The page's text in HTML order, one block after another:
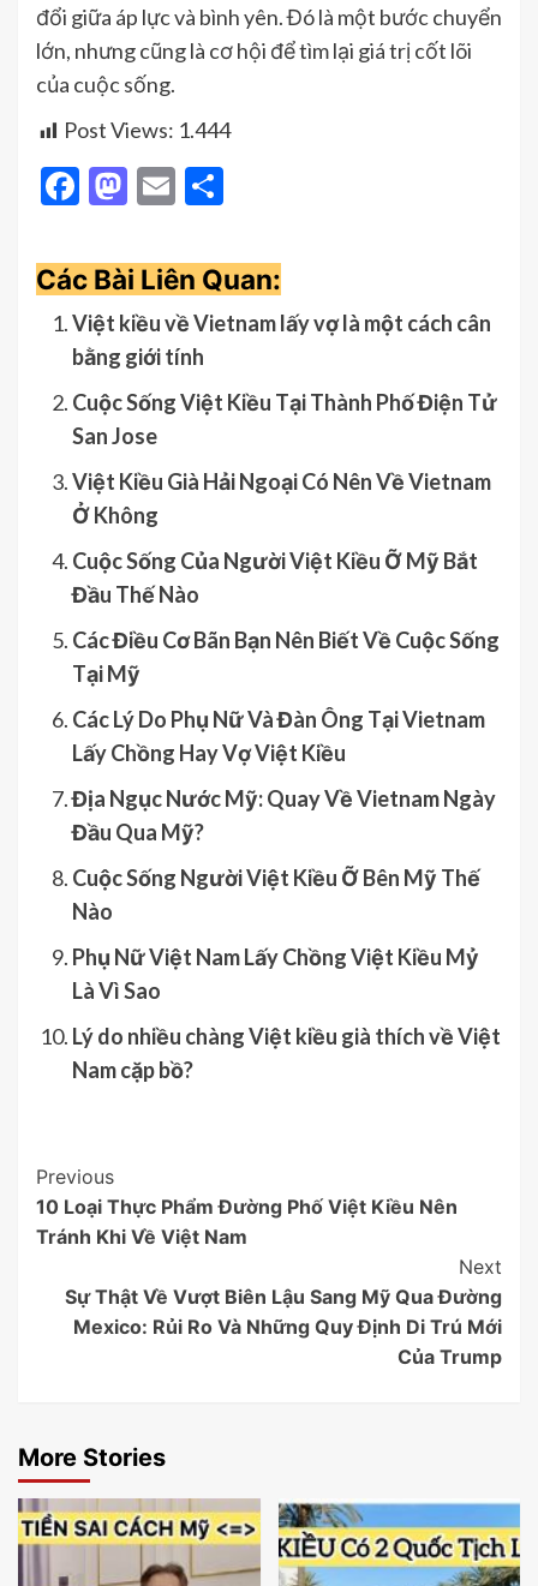
đổi giữa áp lực và bình yên. Đó là một bước chuyển
lớn, nhưng cũng là cơ hội để tìm lại giá trị cốt lõi
của cuộc sống.
Post Views: 1.444
Facebook
Mastodon
Email
Các Bài Liên Quan:
Việt kiều về Vietnam lấy vợ là một cách cân
bằng giới tính
Cuộc Sống Việt Kiều Tại Thành Phố Điện Tử
San Jose
Việt Kiều Già Hải Ngoại Có Nên Về Vietnam
Ở Không
Cuộc Sống Của Người Việt Kiều Ỡ Mỹ Bắt
Đầu Thế Nào
Các Điều Cơ Bãn Bạn Nên Biết Về Cuộc Sống
Tại Mỹ
Các Lý Do Phụ Nữ Và Đàn Ông Tại Vietnam
Lấy Chồng Hay Vợ Việt Kiều
Địa Ngục Nước Mỹ: Quay Về Vietnam Ngày
Đầu Qua Mỹ?
Cuộc Sống Người Việt Kiều Ỡ Bên Mỹ Thế
Nào
Phụ Nữ Việt Nam Lấy Chồng Việt Kiều Mỷ
Là Vì Sao
Lý do nhiều chàng Việt kiều già thích về Việt
Nam cặp bồ?
Post
Navigation
Previous
10 Loại Thực Phẩm Đường Phố Việt Kiều Nên
Tránh Khi Về Việt Nam
Next
Sự Thật Về Vượt Biên Lậu Sang Mỹ Qua Đường
Mexico: Rủi Ro Và Những Quy Định Di Trú Mới
Của Trump
More Stories